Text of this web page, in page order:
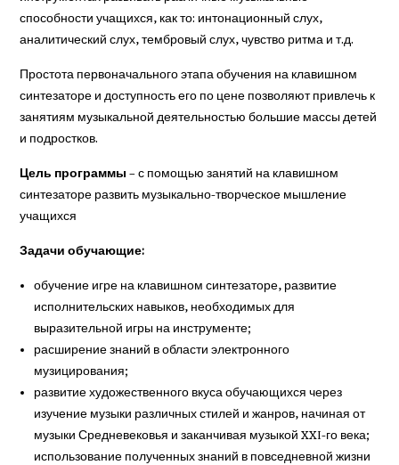
способности учащихся, как то: интонационный слух,
аналитический слух, тембровый слух, чувство ритма и т.д.
Простота первоначального этапа обучения на клавишном
синтезаторе и доступность его по цене позволяют привлечь к
занятиям музыкальной деятельностью большие массы детей
и подростков.
Цель программы – с помощью занятий на клавишном
синтезаторе развить музыкально-творческое мышление
учащихся
Задачи обучающие:
обучение игре на клавишном синтезаторе, развитие
исполнительских навыков, необходимых для
выразительной игры на инструменте;
расширение знаний в области электронного
музицирования;
развитие художественного вкуса обучающихся через
изучение музыки различных стилей и жанров, начиная от
музыки Средневековья и заканчивая музыкой XXI-го века;
использование полученных знаний в повседневной жизни